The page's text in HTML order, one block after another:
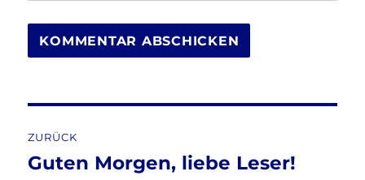
ZURÜCK
Vorheriger
Guten Morgen, liebe Leser!